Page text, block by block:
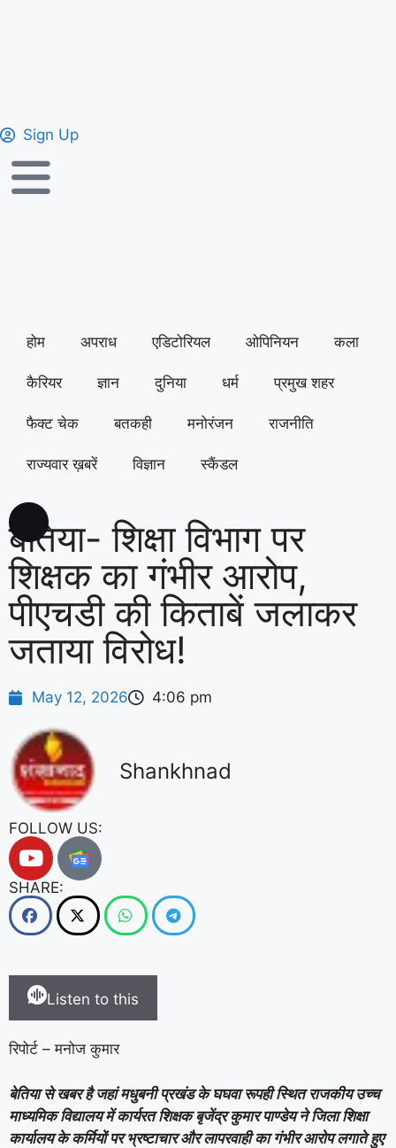
Sign Up
होम अपराध एडिटोरियल ओपिनियन कला
कैरियर ज्ञान दुनिया धर्म प्रमुख शहर
फैक्ट चेक बतकही मनोरंजन राजनीति
राज्यवार ख़बरें विज्ञान स्कैंडल
बेतिया- शिक्षा विभाग पर
शिक्षक का गंभीर आरोप,
पीएचडी की किताबें जलाकर
जताया विरोध!
May 12, 2026 4:06 pm
Shankhnad
FOLLOW US:
SHARE:
Listen to this
रिपोर्ट – मनोज कुमार
बेतिया से खबर है जहां मधुबनी प्रखंड के घघवा रूपही स्थित राजकीय उच्च
माध्यमिक विद्यालय में कार्यरत शिक्षक बृजेंद्र कुमार पाण्डेय ने जिला शिक्षा
कार्यालय के कर्मियों पर भ्रष्टाचार और लापरवाही का गंभीर आरोप लगाते हुए